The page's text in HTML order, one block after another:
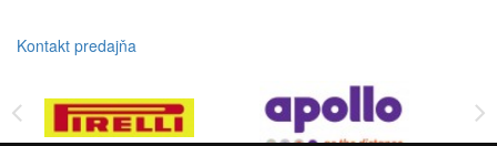
Kontakt predajňa